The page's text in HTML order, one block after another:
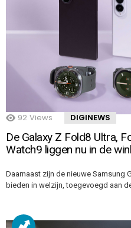
92 Views DIGINEWS
De Galaxy Z Fold8 Ultra,
Watch9 liggen nu in de
Daarnaast zijn de nieuwe Samsung
bieden in welzijn, toegevoegd aan